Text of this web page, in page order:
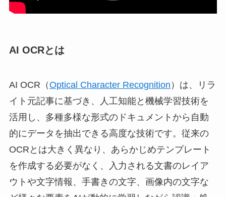
AI OCRとは
AI OCR（Optical Character Recognition ）は、リラ
イト元記事に基づき、人工知能と機械学習技術を
活用し、多種多様な形式のドキュメントから自動
的にデータを抽出できる高度な技術です。従来の
OCRとは大きく異なり、あらかじめテンプレート
を作成する必要がなく、入力される文書のレイア
ウトや文字情報、手書きの文字、画像内の文字な